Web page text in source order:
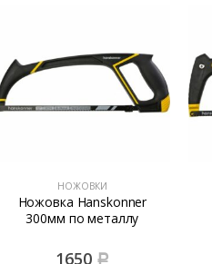
НОЖОВКИ
Ножовка Hanskonner
300мм по металлу
1650 Р